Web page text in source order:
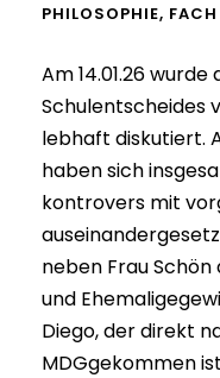
PHILOSOPHIE,
Am 14.01.26
Schulentscheides
lebhaft diskutiert.
haben sich
kontrovers mit
neben Frau
und
Diego, der direkt
MDGgekommen